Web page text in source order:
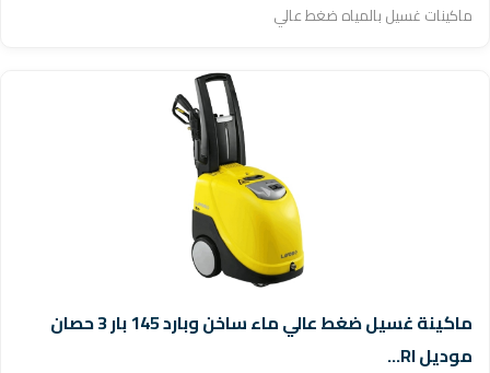
ماكينات غسيل بالمياه ضغط عالي
ماكينة غسيل ضغط عالي ماء ساخن وبارد 145 بار 3 حصان
موديل RI...